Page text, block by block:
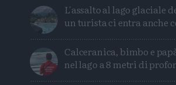
L'assalto al lago glaciale
un turista ci entra anche
Calceranica, bimbo e
nel lago a 8 metri di